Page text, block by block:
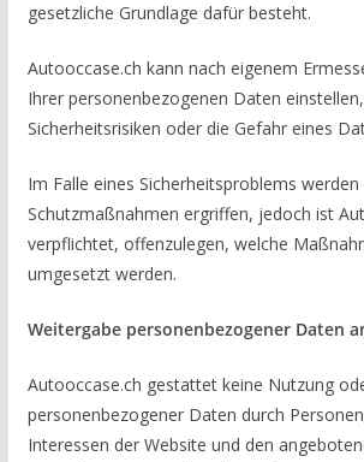
gesetzliche Grundlage dafür besteht.
Autooccase.ch kann nach eigenem
Ihrer personenbezogenen Daten
Sicherheitsrisiken oder die Gefahr eines
Im Falle eines Sicherheitsproblems
Schutzmaßnahmen ergriffen, jedoch ist
verpflichtet, offenzulegen, welche
umgesetzt werden.
Weitergabe personenbezogener Daten
Autooccase.ch gestattet keine Nutzung
personenbezogener Daten durch
Interessen der Website und den